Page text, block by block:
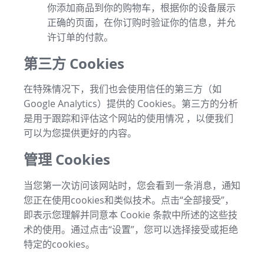
你添加商品到你的购物车，根据你的设备展示
正确的页面，在你订购时验证你的信息，并允
许订单的付款。
第三方 Cookies
在特殊情况下，我们也会使用信任的第三方（如
Google Analytics）提供的 Cookies。第三方的分析
是用于跟踪和评估这个网站的使用情况 ，以便我们
可以为您提供更好的内容。
管理 Cookies
当您第一次访问该网站时，您会看到一条消息，通知
您正在使用cookies和类似技术。点击“全部接受”，
即表示您理解并同意本 Cookie 条款中所述的这些技
术的使用。通过点击“设置”，您可以选择接受或拒绝
特定的cookies。